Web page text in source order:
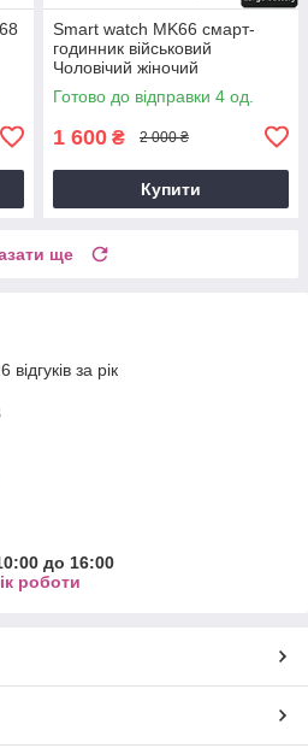
Smart watch MK66 смарт-
годинник військовий
Чоловічий жіночий
найкращий Smartwatch 8
розумний Смартгодинник
Готово до відправки 4 од.
1 600 ₴ 2 000 ₴
Купити
ще
за рік
до 16:00
роботи